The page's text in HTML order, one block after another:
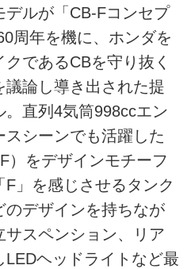
デルが「CB-Fコンセプ
周年を機に、ホンダを
であるCBを守り抜く
議論し導き出された提
直列4気筒998ccエン
シーンでも活躍した
）をデザインモチーフ
」を感じさせるタンク
のデザインを持ちなが
サスペンション、リア
ヘッドライトなど最